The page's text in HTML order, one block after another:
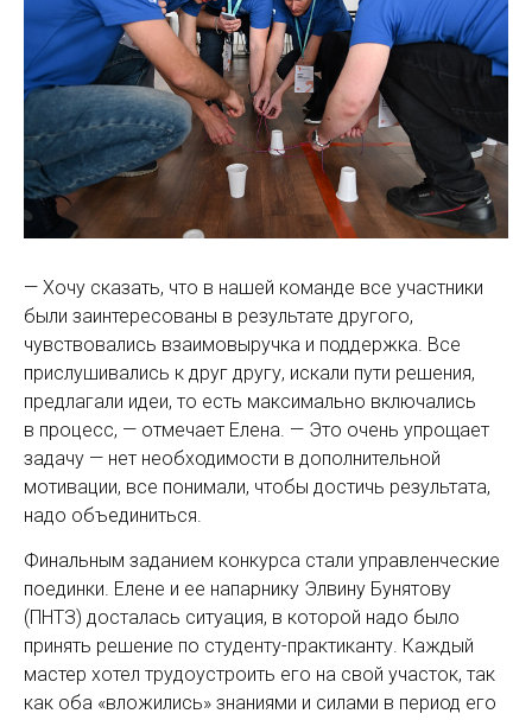
— Хочу сказать, что в нашей команде все участники
были заинтересованы в результате другого,
чувствовались взаимовыручка и поддержка. Все
прислушивались к друг другу, искали пути решения,
предлагали идеи, то есть максимально включались
в процесс, — ​отмечает Елена. — ​Это очень упрощает
задачу — ​нет необходимости в дополнительной
мотивации, все понимали, чтобы достичь результата,
надо объединиться.
Финальным заданием конкурса стали управленческие
поединки. Елене и ее напарнику Элвину Бунятову
(ПНТЗ) досталась ситуация, в которой надо было
принять решение по студенту-практиканту. Каждый
мастер хотел трудо­устроить его на свой участок, так
как оба «вложились» знаниями и силами в период его